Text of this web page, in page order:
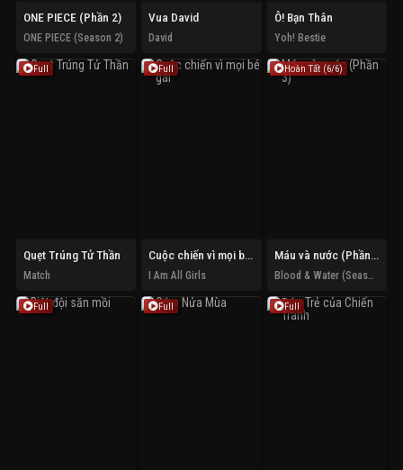
ONE PIECE (Phần 2)
ONE PIECE (Season 2)
Vua David
David
Ô! Bạn Thân
Yoh! Bestie
Full
Quẹt Trúng Tử Thần
Match
Full
Cuộc chiến vì mọi bé gái
I Am All Girls
Hoàn Tất (6/6)
Máu và nước (Phần 3)
Blood & Water (Season 3)
Full Full Full